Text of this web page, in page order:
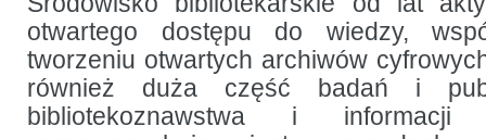
bibliotekoznawczej
otwartego dostępu do wiedzy,
tworzeniu otwartych archiwów
również duża część badań i
bibliotekoznawstwa i